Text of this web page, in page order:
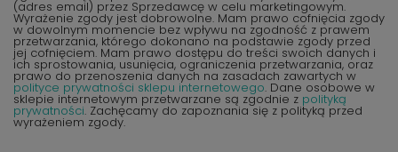
(adres email) przez Sprzedawcę w celu marketingowym.
Wyrażenie zgody jest dobrowolne. Mam prawo cofnięcia zgody
w dowolnym momencie bez wpływu na zgodność z prawem
przetwarzania, którego dokonano na podstawie zgody przed
jej cofnięciem. Mam prawo dostępu do treści swoich danych i
ich sprostowania, usunięcia, ograniczenia przetwarzania, oraz
prawo do przenoszenia danych na zasadach zawartych w
polityce prywatności sklepu internetowego. Dane osobowe w
sklepie internetowym przetwarzane są zgodnie z polityką
prywatności. Zachęcamy do zapoznania się z polityką przed
wyrażeniem zgody.